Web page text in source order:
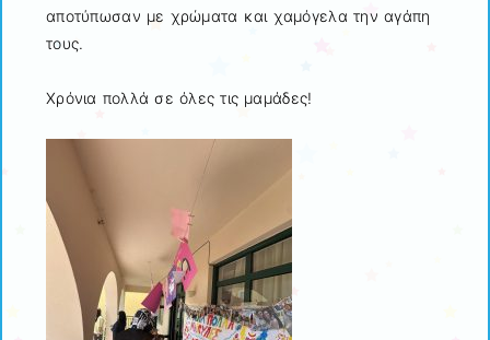
αποτύπωσαν με χρώματα και χαμόγελα την αγάπη
τους.
Χρόνια πολλά σε όλες τις μαμάδες!